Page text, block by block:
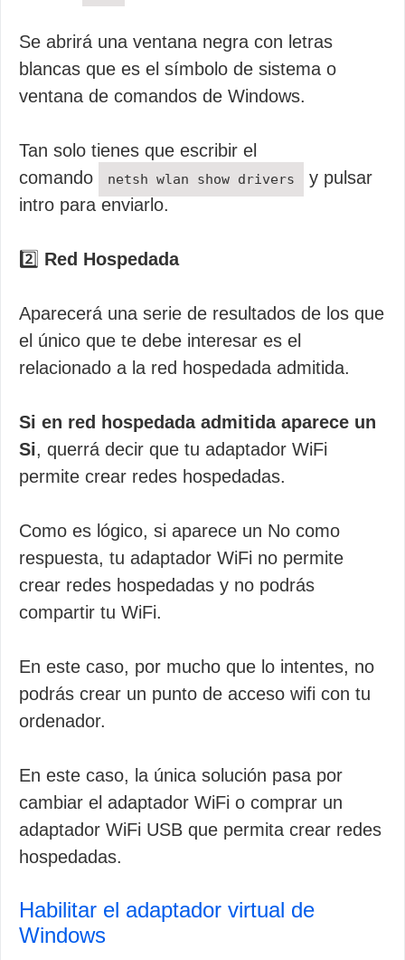
Se abrirá una ventana negra con letras
blancas que es el símbolo de sistema o
ventana de comandos de Windows.
Tan solo tienes que escribir el
comando
netsh wlan show drivers
y pulsar
intro para enviarlo.
2️⃣ Red Hospedada
Aparecerá una serie de resultados de los que
el único que te debe interesar es el
relacionado a la red hospedada admitida.
Si en red hospedada admitida aparece un
Si, querrá decir que tu adaptador WiFi
permite crear redes hospedadas.
Como es lógico, si aparece un No como
respuesta, tu adaptador WiFi no permite
crear redes hospedadas y no podrás
compartir tu WiFi.
En este caso, por mucho que lo intentes, no
podrás crear un punto de acceso wifi con tu
ordenador.
En este caso, la única solución pasa por
cambiar el adaptador WiFi o comprar un
adaptador WiFi USB que permita crear redes
hospedadas.
Habilitar el adaptador virtual de
Windows